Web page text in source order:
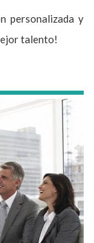
personalizada y
talento!